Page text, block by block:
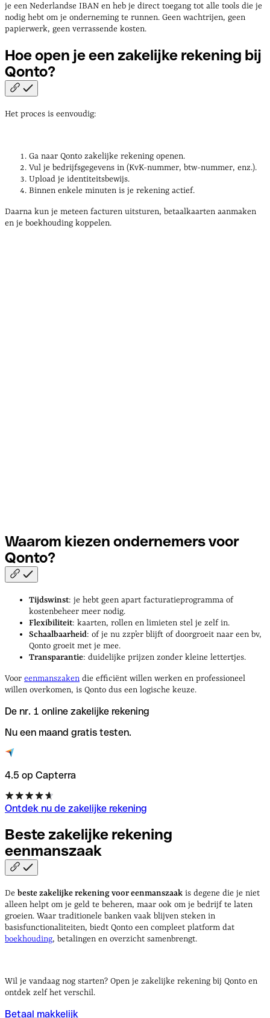
je een Nederlandse IBAN en heb je direct toegang tot alle tools die je
nodig hebt om je onderneming te runnen. Geen wachtrijen, geen
papierwerk, geen verrassende kosten.
Hoe open je een zakelijke rekening bij
Qonto?
Het proces is eenvoudig:
Ga naar Qonto zakelijke rekening openen.
Vul je bedrijfsgegevens in (KvK-nummer, btw-nummer, enz.).
Upload je identiteitsbewijs.
Binnen enkele minuten is je rekening actief.
Daarna kun je meteen facturen uitsturen, betaalkaarten aanmaken
en je boekhouding koppelen.
Waarom kiezen ondernemers voor
Qonto?
Tijdswinst: je hebt geen apart facturatieprogramma of
kostenbeheer meer nodig.
Flexibiliteit: kaarten, rollen en limieten stel je zelf in.
Schaalbaarheid: of je nu zzp’er blijft of doorgroeit naar een bv,
Qonto groeit met je mee.
Transparantie: duidelijke prijzen zonder kleine lettertjes.
Voor eenmanszaken die efficiënt willen werken en professioneel
willen overkomen, is Qonto dus een logische keuze.
De nr. 1 online zakelijke rekening
Nu een maand gratis testen.
4.5 op Capterra
Ontdek nu de zakelijke rekening
Beste zakelijke rekening
eenmanszaak
De beste zakelijke rekening voor eenmanszaak is degene die je niet
alleen helpt om je geld te beheren, maar ook om je bedrijf te laten
groeien. Waar traditionele banken vaak blijven steken in
basisfunctionaliteiten, biedt Qonto een compleet platform dat
boekhouding, betalingen en overzicht samenbrengt.
Wil je vandaag nog starten? Open je zakelijke rekening bij Qonto en
ontdek zelf het verschil.
Betaal makkelijk